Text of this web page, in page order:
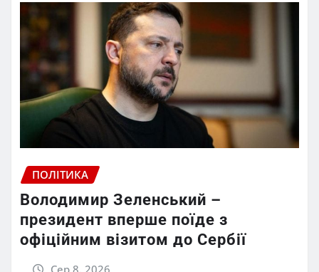
ПОЛІТИКА
Володимир Зеленський –
президент вперше поїде з
офіційним візитом до Сербії